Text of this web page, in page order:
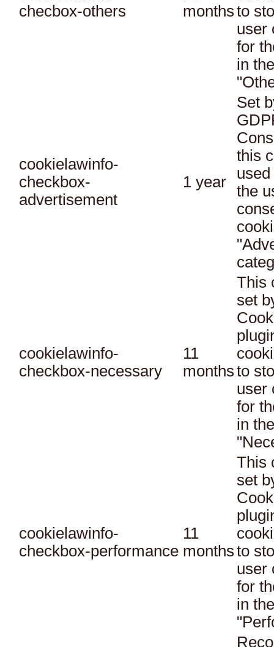
checbox-others
monthsto
user
for
in
cookielawinfo-
checkbox-
advertisement
1 year
Set
this
the
cookielawinfo-
checkbox-necessary
11
months
This
set
to
user
for
in
cookielawinfo-
checkbox-performance
11
months
This
set
to
user
for
in